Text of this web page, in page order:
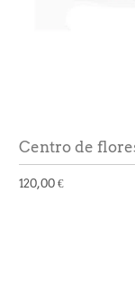
Centro de
120,00 €